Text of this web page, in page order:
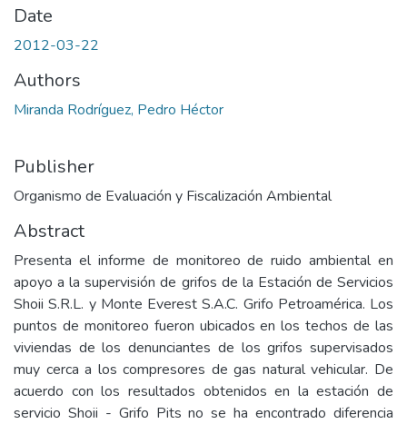
Date
2012-03-22
Authors
Miranda Rodríguez, Pedro Héctor
Publisher
Organismo de Evaluación y Fiscalización Ambiental
Abstract
Presenta el informe de monitoreo de ruido ambiental en
apoyo a la supervisión de grifos de la Estación de Servicios
Shoii S.R.L. y Monte Everest S.A.C. Grifo Petroamérica. Los
puntos de monitoreo fueron ubicados en los techos de las
viviendas de los denunciantes de los grifos supervisados
muy cerca a los compresores de gas natural vehicular. De
acuerdo con los resultados obtenidos en la estación de
servicio Shoii - Grifo Pits no se ha encontrado diferencia